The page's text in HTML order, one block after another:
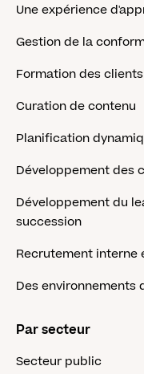
Une expérience
Gestion de la
Formation des
Curation de contenu
Planification
Développement des
Développement du
succession
Recrutement
Des environnements
Par secteur
Secteur public